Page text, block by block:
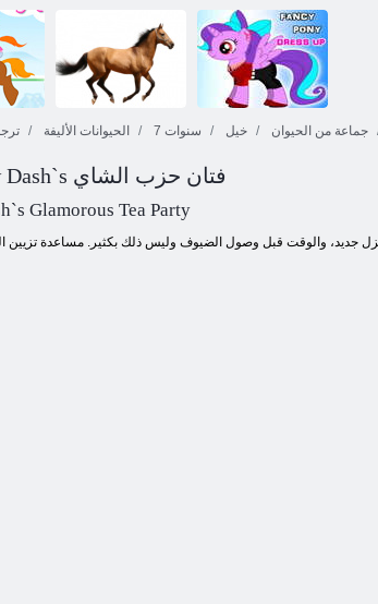
ﻥﺭﻮﻜﻴﻧﻮﻳ ﺔﻳﺍﻭﺭ
ﻱﺪﻠﺑ
3D ﻲﻛﺎﺤﻣ
ﻥﺍﻮﻴﺤﻟﺍ ﺔﻠﺋﺎﻋ
ﻥﺎﺼﺣ
ﻚﺴﻔﻨﺑ ﻥﺎﺼﺤﻟﺍ
ءﺎﺸﻧﺇ
الحيوانات الأليفة 7 سنوات خيل جماعة من الحيوان
بلدي ليتل المهر: Raibow Dash`s فتان حزب الشاي
Glamorous Tea Party